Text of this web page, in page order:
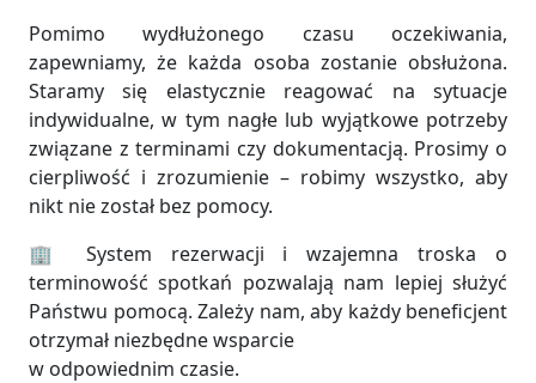
Pomimo wydłużonego czasu oczekiwania,
zapewniamy, że każda osoba zostanie obsłużona.
Staramy się elastycznie reagować na sytuacje
indywidualne, w tym nagłe lub wyjątkowe potrzeby
związane z terminami czy dokumentacją. Prosimy o
cierpliwość i zrozumienie – robimy wszystko, aby
nikt nie został bez pomocy.
🏢 System rezerwacji i wzajemna troska o
terminowość spotkań pozwalają nam lepiej służyć
Państwu pomocą. Zależy nam, aby każdy beneficjent
otrzymał niezbędne wsparcie
w odpowiednim czasie.